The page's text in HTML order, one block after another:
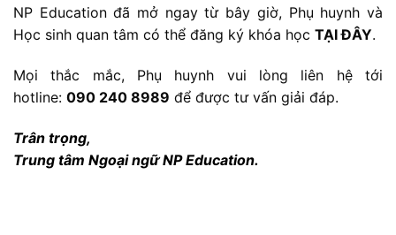
NP Education đã mở ngay từ bây giờ, Phụ huynh và
Học sinh quan tâm có thể đăng ký khóa học TẠI ĐÂY.
Mọi thắc mắc, Phụ huynh vui lòng liên hệ tới
hotline: 090 240 8989 để được tư vấn giải đáp.
Trân trọng,
Trung tâm Ngoại ngữ NP Education.